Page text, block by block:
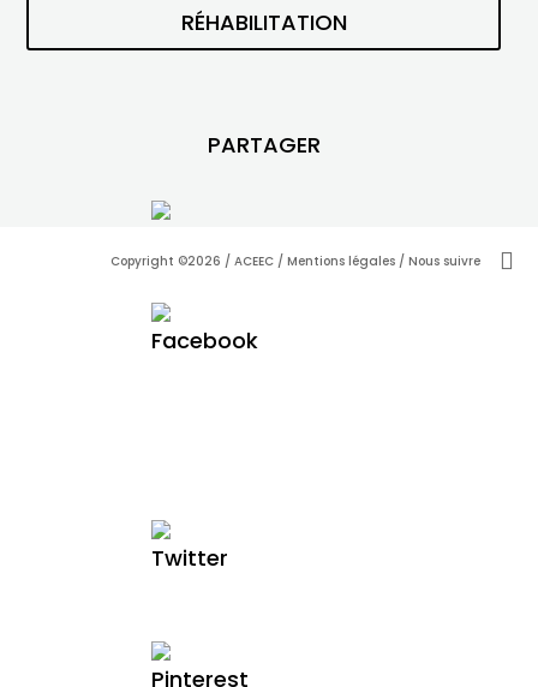
RÉHABILITATION
PARTAGER
Copyright ©2026 / ACEEC / Mentions légales/ Nous suivre 